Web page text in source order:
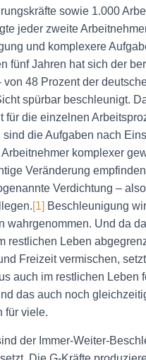
sowie 1.000
jeder zweite
und komplexere
fünf Jahren hat sich der
von 48 Prozent der
spürbar beschleunigt.
für die einzelnen
die Aufgaben nach
Arbeitnehmer komplexer
Veränderung
Verdichtung –
[1] Beschleunigung
wahrgenommen. Und da
restlichen Leben
Freizeit vermischen,
auch im restlichen Leben
das auch noch
für viele.
der Immer-Weiter-